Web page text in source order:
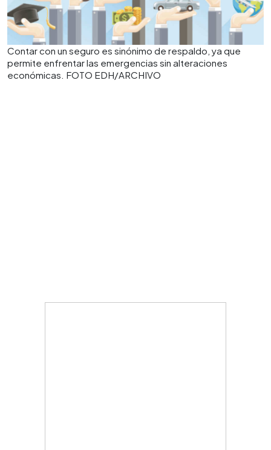
Contar con un seguro es sinónimo de respaldo, ya que
permite enfrentar las emergencias sin alteraciones
económicas. FOTO EDH/ARCHIVO